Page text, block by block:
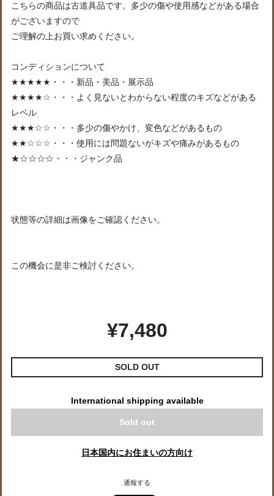
こちらの商品は古道具品です。多少の傷や使用感などがある場合
がございますので
ご理解の上お買い求めください。
コンディションについて
★★★★★・・・新品・美品・展示品
★★★★☆・・・よく見ないとわからない程度のキズなどがある
レベル
★★★☆☆・・・多少の傷やかけ、変色などがあるもの
★★☆☆☆・・・使用には問題ないがキズや痛みがあるもの
★☆☆☆☆・・・ジャンク品
状態等の詳細は画像をご確認ください。
この機会に是非ご検討ください。
¥7,480
SOLD OUT
International shipping available
Sold out
日本国内にお住まいの方向け
通報する